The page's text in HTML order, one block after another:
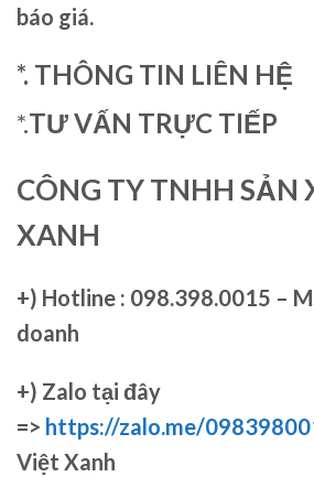
báo giá.
*. THÔNG TIN LIÊN HỆ
*.TƯ VẤN TRỰC TIẾP
CÔNG TY TNHH SẢN
XANH
+) Hotline : 098.398.0015 –
doanh
+) Zalo tại đây
=> https://zalo.me/
Việt Xanh